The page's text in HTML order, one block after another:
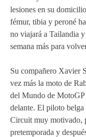
lesiones en su
fémur, tibia y peroné
no viajará a Tailandia
semana más para
Su compañero Xavier
vez más la moto de
del Mundo de MotoGP
delante. El piloto
Circuit muy motivado,
pretemporada y